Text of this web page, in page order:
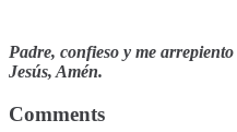
Padre, confieso y me
Jesús, Amén.
Comments